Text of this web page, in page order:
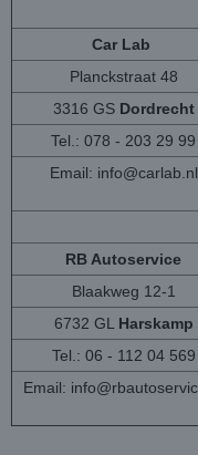
Car Lab
Planckstraat 48
3316 GS Dordrecht
Tel.: 078 - 203 29 99
Email: info@carlab.nl
RB Autoservice
Blaakweg 12-1
6732 GL Harskamp
Tel.: 06 - 112 04 569
Email: